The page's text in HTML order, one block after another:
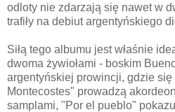
odloty nie zdarzają się nawet w
trafiły na debiut argentyńskiego
Siłą tego albumu jest właśnie
dwoma żywiołami - boskim
argentyńskiej prowincji, gdzie się
Montecostes" prowadzą
samplami, "Por el pueblo"